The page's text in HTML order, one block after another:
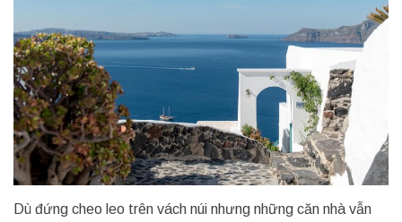
Dù đứng cheo leo trên vách núi nhưng những căn nhà vẫn